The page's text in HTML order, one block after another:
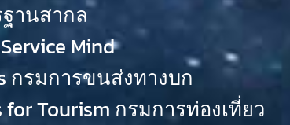
านสากล
Mind
กรมการขนส่งทางบก
Tourism กรมการท่องเที่ยว